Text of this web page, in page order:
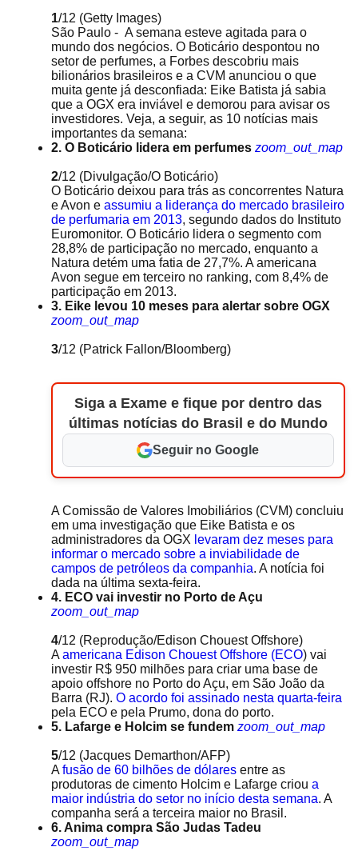
1/12 (Getty Images)
São Paulo - A semana esteve agitada para o
mundo dos negócios. O Boticário despontou no
setor de perfumes, a Forbes descobriu mais
bilionários brasileiros e a CVM anunciou o que
muita gente já desconfiada: Eike Batista já sabia
que a OGX era inviável e demorou para avisar os
investidores. Veja, a seguir, as 10 notícias mais
importantes da semana:
2. O Boticário lidera em perfumes zoom_out_map
2/12 (Divulgação/O Boticário)
O Boticário deixou para trás as concorrentes Natura
e Avon e assumiu a liderança do mercado brasileiro
de perfumaria em 2013, segundo dados do Instituto
Euromonitor. O Boticário lidera o segmento com
28,8% de participação no mercado, enquanto a
Natura detém uma fatia de 27,7%. A americana
Avon segue em terceiro no ranking, com 8,4% de
participação em 2013.
3. Eike levou 10 meses para alertar sobre OGX
zoom_out_map
3/12 (Patrick Fallon/Bloomberg)
Siga a Exame e fique por dentro das
últimas notícias do Brasil e do Mundo
Seguir no Google
A Comissão de Valores Imobiliários (CVM) concluiu
em uma investigação que Eike Batista e os
administradores da OGX levaram dez meses para
informar o mercado sobre a inviabilidade de
campos de petróleos da companhia. A notícia foi
dada na última sexta-feira.
4. ECO vai investir no Porto de Açu
zoom_out_map
4/12 (Reprodução/Edison Chouest Offshore)
A americana Edison Chouest Offshore (ECO) vai
investir R$ 950 milhões para criar uma base de
apoio offshore no Porto do Açu, em São João da
Barra (RJ). O acordo foi assinado nesta quarta-feira
pela ECO e pela Prumo, dona do porto.
5. Lafarge e Holcim se fundem zoom_out_map
5/12 (Jacques Demarthon/AFP)
A fusão de 60 bilhões de dólares entre as
produtoras de cimento Holcim e Lafarge criou a
maior indústria do setor no início desta semana. A
companha será a terceira maior no Brasil.
6. Anima compra São Judas Tadeu
zoom_out_map